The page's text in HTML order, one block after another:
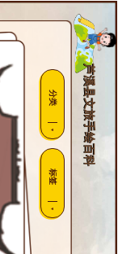
芦溪县文旅手绘百科
分类
标签